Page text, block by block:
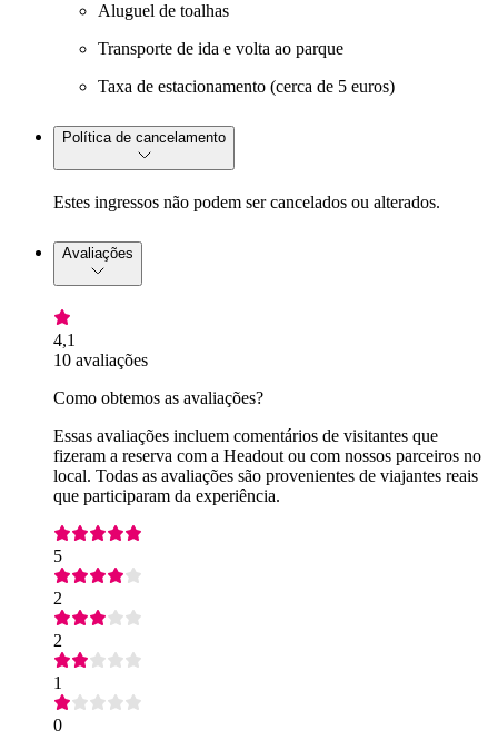
Aluguel de toalhas
Transporte de ida e volta ao parque
Taxa de estacionamento (cerca de 5 euros)
Política de cancelamento
Estes ingressos não podem ser cancelados ou alterados.
Avaliações
4,1
10 avaliações
Como obtemos as avaliações?
Essas avaliações incluem comentários de visitantes que
fizeram a reserva com a Headout ou com nossos parceiros no
local. Todas as avaliações são provenientes de viajantes reais
que participaram da experiência.
5
2
2
1
0